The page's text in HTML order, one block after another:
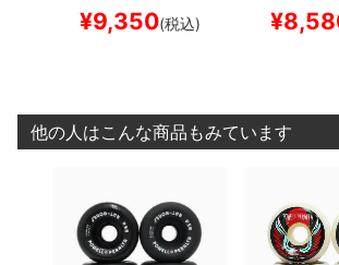
ド スケボー
¥9,350(税込)
スケボー
¥
他の人はこんな商品もみています